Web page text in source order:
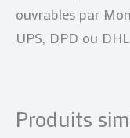
ouvrables par
UPS, DPD ou
Produits